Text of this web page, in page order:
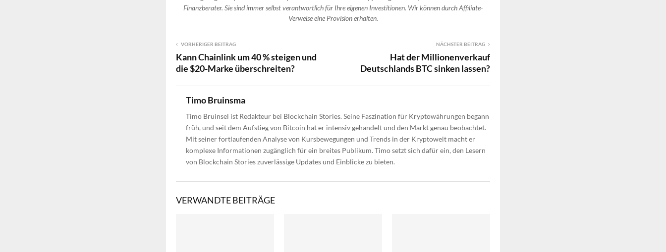
Finanzberater. Sie sind immer selbst verantwortlich für Ihre eigenen Investitionen. Wir können durch Affiliate-
Verweise eine Provision erhalten.
VORHERIGER BEITRAG
Kann Chainlink um 40 % steigen und
die $20-Marke überschreiten?
NÄCHSTER BEITRAG
Hat der Millionenverkauf
Deutschlands BTC sinken lassen?
Timo Bruinsma
Timo Bruinsel ist Redakteur bei Blockchain Stories. Seine Faszination für Kryptowährungen begann
früh, und seit dem Aufstieg von Bitcoin hat er intensiv gehandelt und den Markt genau beobachtet.
Mit seiner fortlaufenden Analyse von Kursbewegungen und Trends in der Kryptowelt macht er
komplexe Informationen zugänglich für ein breites Publikum. Timo setzt sich dafür ein, den Lesern
von Blockchain Stories zuverlässige Updates und Einblicke zu bieten.
VERWANDTE BEITRÄGE